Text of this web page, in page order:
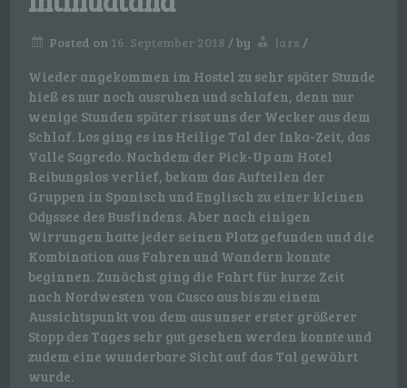
Posted on 16. September 2018 /by lars /
Wieder angekommen im Hostel zu sehr später Stunde
hieß es nur noch ausruhen und schlafen, denn nur
wenige Stunden später risst uns der Wecker aus dem
Schlaf. Los ging es ins Heilige Tal der Inka-Zeit, das
Valle Sagredo. Nachdem der Pick-Up am Hotel
Reibungslos verlief, bekam das Aufteilen der
Gruppen in Spanisch und Englisch zu einer kleinen
Odyssee des Busfindens. Aber nach einigen
Wirrungen hatte jeder seinen Platz gefunden und die
Kombination aus Fahren und Wandern konnte
beginnen. Zunächst ging die Fahrt für kurze Zeit
nach Nordwesten von Cusco aus bis zu einem
Aussichtspunkt von dem aus unser erster größerer
Stopp des Tages sehr gut gesehen werden konnte und
zudem eine wunderbare Sicht auf das Tal gewährt
wurde.